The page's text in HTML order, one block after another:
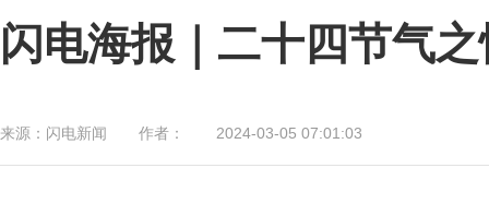
闪电海报｜二十四节气
来源： 闪电新闻 作者： 2024-03-05 07:01:03